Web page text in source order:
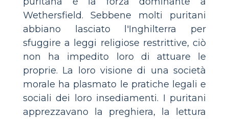
Wethersfield. Sebbene molti puritani
abbiano lasciato l'Inghilterra per
sfuggire a leggi religiose restrittive, ciò
non ha impedito loro di attuare le
proprie. La loro visione di una società
morale ha plasmato le pratiche legali e
sociali dei loro insediamenti. I puritani
apprezzavano la preghiera, la lettura